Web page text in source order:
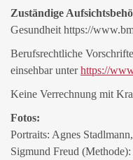
Zuständige
Gesundheit https://
Berufsrechtliche
einsehbar unterhttps://
Keine Verrechnung mit
Fotos:
Portraits: Agnes Stadlmann,
Sigmund Freud (Methode):